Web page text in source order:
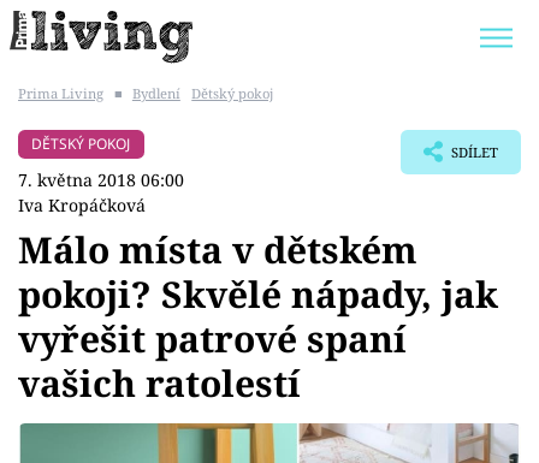
BYDLENÍ SLAVNÝCH
Témata
Bydlení
Zahrada
Prima Living ■ Bydlení Dětský pokoj
DĚTSKÝ POKOJ
7. května 2018 06:00
Iva Kropáčková
SDÍLET
Málo místa v dětském
pokoji? Skvělé nápady, jak
vyřešit patrové spaní
vašich ratolestí